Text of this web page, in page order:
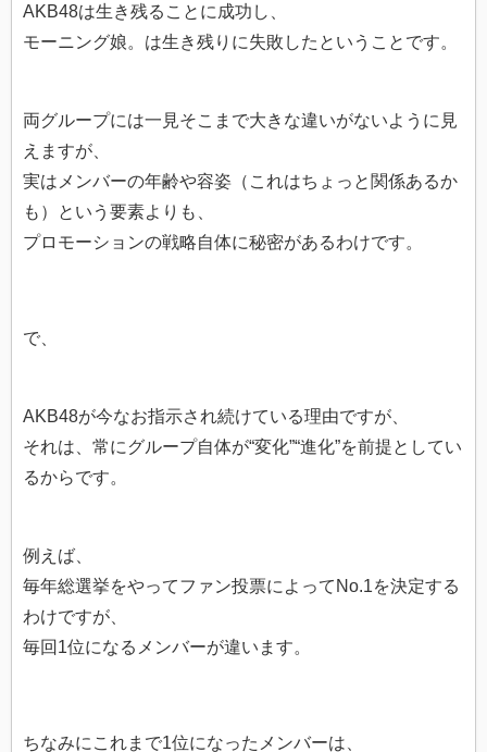
AKB48は生き残ることに成功し、
モーニング娘。は生き残りに失敗したということです。
両グループには一見そこまで大きな違いがないように見
えますが、
実はメンバーの年齢や容姿（これはちょっと関係あるか
も）という要素よりも、
プロモーションの戦略自体に秘密があるわけです。
で、
AKB48が今なお指示され続けている理由ですが、
それは、常にグループ自体が“変化”“進化”を前提としてい
るからです。
例えば、
毎年総選挙をやってファン投票によってNo.1を決定する
わけですが、
毎回1位になるメンバーが違います。
ちなみにこれまで1位になったメンバーは、